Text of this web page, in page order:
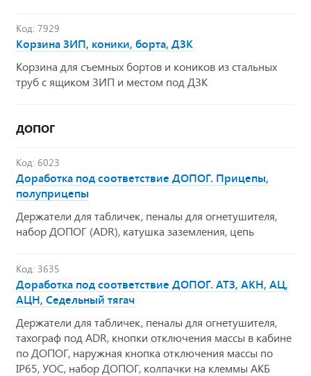
Код: 7929
Корзина ЗИП, коники, борта, ДЗК
Корзина для съемных бортов и коников из стальных
труб с ящиком ЗИП и местом под ДЗК
ДОПОГ
Код: 6023
Доработка под соответствие ДОПОГ. Прицепы,
полуприцепы
Держатели для табличек, пеналы для огнетушителя,
набор ДОПОГ (ADR), катушка заземления, цепь
Код: 3635
Доработка под соответствие ДОПОГ. АТЗ, АКН, АЦ,
АЦН, Седельный тягач
Держатели для табличек, пеналы для огнетушителя,
тахограф под ADR, кнопки отключения массы в кабине
по ДОПОГ, наружная кнопка отключения массы по
IP65, УОС, набор ДОПОГ, колпачки на клеммы АКБ